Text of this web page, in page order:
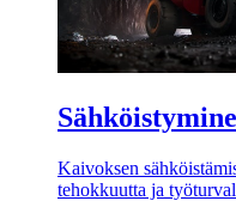
Kaivoksen
tehokkuutta ja